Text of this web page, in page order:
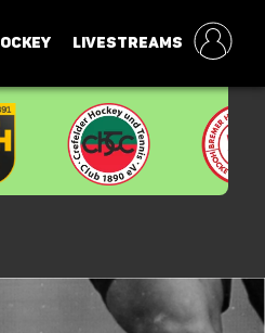
LIVESTREAMS